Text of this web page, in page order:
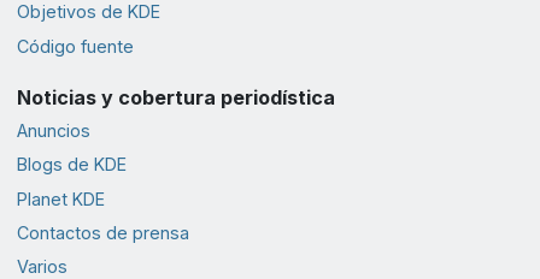
Objetivos de KDE
Código fuente
Noticias y cobertura periodística
Anuncios
Blogs de KDE
Planet KDE
Contactos de prensa
Varios